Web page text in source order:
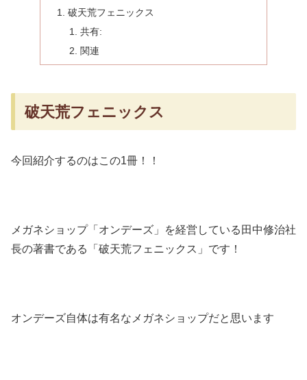
破天荒フェニックス
共有:
関連
破天荒フェニックス
今回紹介するのはこの1冊！！
メガネショップ「オンデーズ」を経営している田中修治社
長の著書である「破天荒フェニックス」です！
オンデーズ自体は有名なメガネショップだと思います